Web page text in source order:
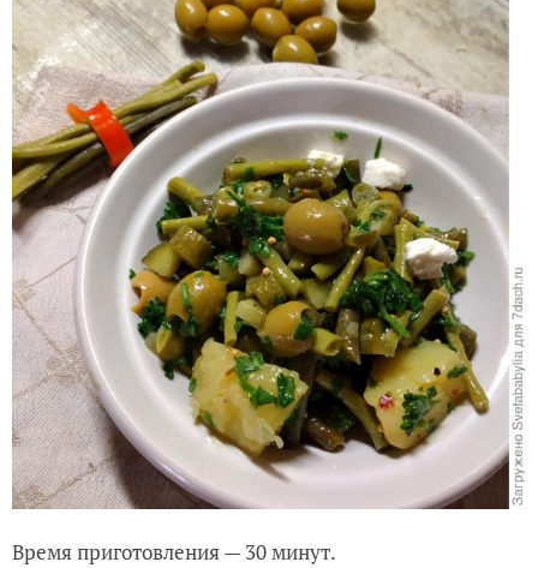
Время приготовления — 30 минут.